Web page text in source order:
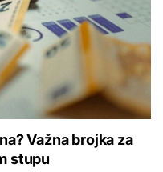
Važna brojka za
stupu